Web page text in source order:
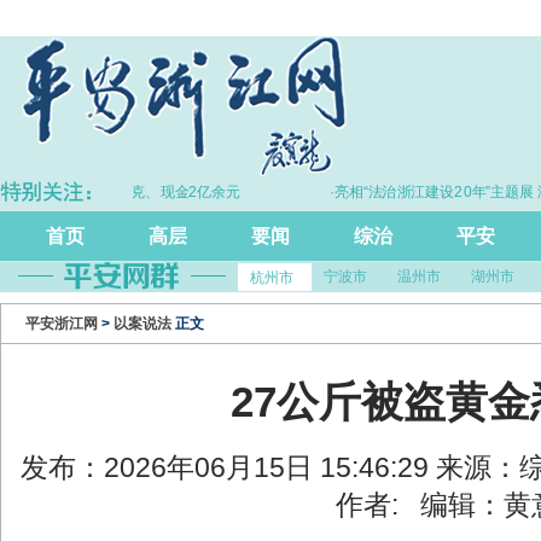
截黄金30余千克、现金2亿余元
·亮相“法治浙江建设20年”主题展 浙江
首页 高层 要闻 综治 平安
杭州市 宁波市 温州市 湖州市
平安浙江网 > 以案说法 正文
27公斤被盗黄
发布：2026年06月15日 15:46:29 来源：
作者: 编辑：